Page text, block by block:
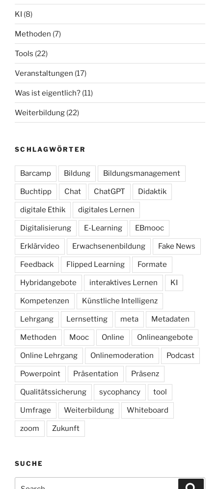
KI (8)
Methoden (7)
Tools (22)
Veranstaltungen (17)
Was ist eigentlich? (11)
Weiterbildung (22)
SCHLAGWÖRTER
Barcamp Bildung Bildungsmanagement
Buchtipp Chat ChatGPT Didaktik
digitale Ethik digitales Lernen
Digitalisierung E-Learning EBmooc
Erklärvideo Erwachsenenbildung Fake News
Feedback Flipped Learning Formate
Hybridangebote interaktives Lernen KI
Kompetenzen Künstliche Intelligenz
Lehrgang Lernsetting meta Metadaten
Methoden Mooc Online Onlineangebote
Online Lehrgang Onlinemoderation Podcast
Powerpoint Präsentation Präsenz
Qualitätssicherung sycophancy tool
Umfrage Weiterbildung Whiteboard
zoom Zukunft
SUCHE